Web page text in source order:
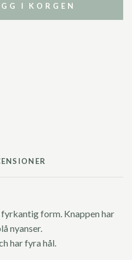
I KORGEN
form. Knappen har
nyanser.
har fyra hål.